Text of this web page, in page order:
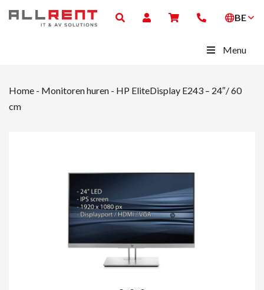
BE
Menu
Home - Monitoren huren - HP EliteDisplay E243 – 24″/ 60
cm